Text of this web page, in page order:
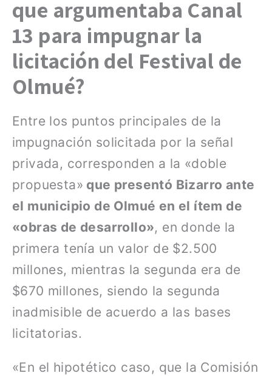
que argumentaba Canal
13 para impugnar la
licitación del Festival de
Olmué?
Entre los puntos principales de la
impugnación solicitada por la señal
privada, corresponden a la «doble
propuesta» que presentó Bizarro ante
el municipio de Olmué en el ítem de
«obras de desarrollo», en donde la
primera tenía un valor de $2.500
millones, mientras la segunda era de
$670 millones, siendo la segunda
inadmisible de acuerdo a las bases
licitatorias.
«En el hipotético caso, que la Comisión